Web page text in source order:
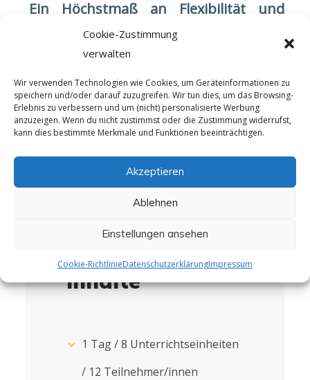
Cookie-Zustimmung
verwalten
Wir verwenden Technologien wie Cookies, um Geräteinformationen zu
speichern und/oder darauf zuzugreifen. Wir tun dies, um das Browsing-
Erlebnis zu verbessern und um (nicht) personalisierte Werbung
anzuzeigen. Wenn du nicht zustimmst oder die Zustimmung widerrufst,
kann dies bestimmte Merkmale und Funktionen beeinträchtigen.
Akzeptieren
Ablehnen
Einstellungen ansehen
Cookie-RichtlinieDatenschutzerklärungImpressum
Ein Höchstmaß an Flexibilität und
Individualität– Wir kommen zu Ihnen
von großem Vorteil. Zusätzliche Kosten wie
Anfahrt, Unterkunft und Mehrarbeit entfallen,
zudem können wir auf Ihre speziellen inhaltlichen
einzigartigen Mehrwert schaffen. Kontaktieren
Sie uns gerne für ein stimmiges Angebot.
Inhalte
1 Tag / 8 Unterrichtseinheiten
/ 12 Teilnehmer/innen